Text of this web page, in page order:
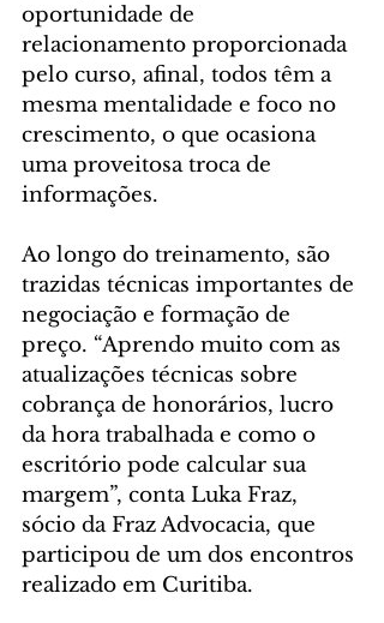
oportunidade de
relacionamento proporcionada
pelo curso, afinal, todos têm a
mesma mentalidade e foco no
crescimento, o que ocasiona
uma proveitosa troca de
informações.
Ao longo do treinamento, são
trazidas técnicas importantes de
negociação e formação de
preço. “Aprendo muito com as
atualizações técnicas sobre
cobrança de honorários, lucro
da hora trabalhada e como o
escritório pode calcular sua
margem”, conta Luka Fraz,
sócio da Fraz Advocacia, que
participou de um dos encontros
realizado em Curitiba.